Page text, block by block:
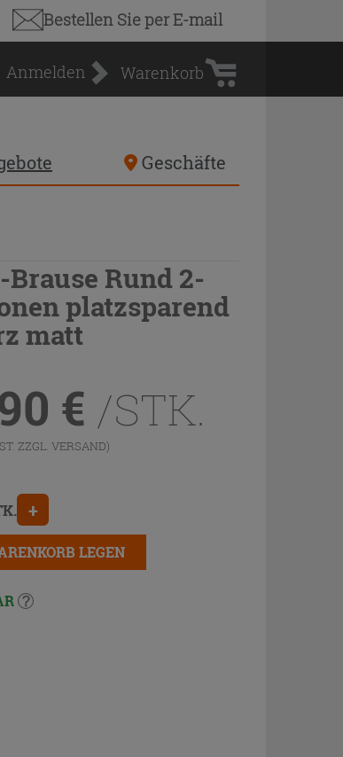
Bestellen Sieper E-mail
Anmelden
Warenkorb
Warenkorb
Geschäfte
Brause Rund 2-
platzsparend
matt
€ /STK.
ZZGL. VERSAND)
+
LEGEN